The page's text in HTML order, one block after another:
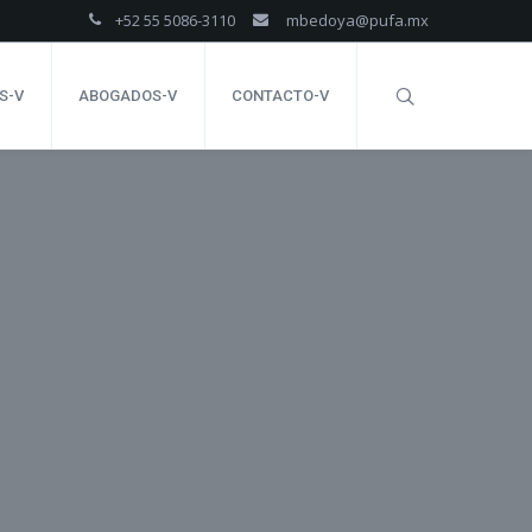
+52 55 5086-3110 mbedoya@pufa.mx
V ABOGADOS-V CONTACTO-V